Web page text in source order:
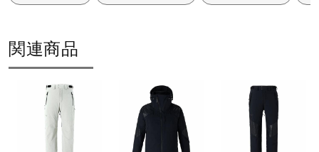
動的機能裁断・機能素材選定など、
運動時の動きやすさを追求したウエ
ア設計。
関連商品